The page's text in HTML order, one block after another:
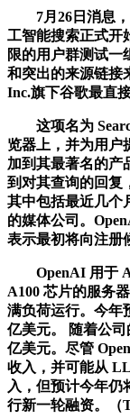
7月26日消息，
工智能搜索正式开
限的用户群测试一
和突出的来源链接
Inc.旗下谷歌最直
这项名为
览器上，并为用户
加到其最著名的产
到对其查询的回复
其中包括最近几个
的媒体公司。
表示最初将向注册
OpenAI 用于 AI
A100 芯片的服务
满负荷运行。今年
亿美元。 随着公
亿美元。尽管
收入，并可能从
入，但预计今年仍
行新一轮融资。（